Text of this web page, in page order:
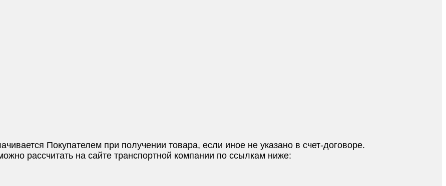
Покупателем при получении товара, если иное не указано в счет-договоре.
рассчитать на сайте транспортной компании по ссылкам ниже: